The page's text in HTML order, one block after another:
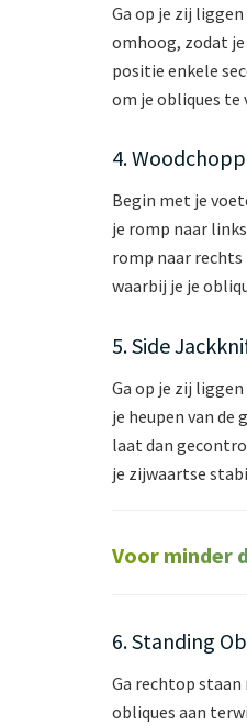
Ga op je zij
omhoog, zodat
positie enkele
om je obliques
4.
Begin met je
je romp naar
romp naar rechts
waarbij je je
5. Side
Ga op je zij
je heupen van de
laat dan
je zijwaartse
Voor minder
6. Standing
Ga rechtop staan
obliques aan